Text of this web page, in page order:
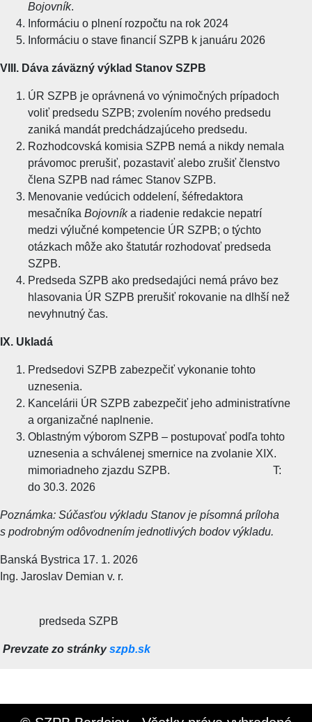
Bojovník.
Informáciu o plnení rozpočtu na rok 2024
Informáciu o stave financií SZPB k januáru 2026
VIII. Dáva záväzný výklad Stanov SZPB
ÚR SZPB je oprávnená vo výnimočných prípadoch
voliť predsedu SZPB; zvolením nového predsedu
zaniká mandát predchádzajúceho predsedu.
Rozhodcovská komisia SZPB nemá a nikdy nemala
právomoc prerušiť, pozastaviť alebo zrušiť členstvo
člena SZPB nad rámec Stanov SZPB.
Menovanie vedúcich oddelení, šéfredaktora
mesačníka Bojovníka riadenie redakcie nepatrí
medzi výlučné kompetencie ÚR SZPB; o týchto
otázkach môže ako štatutár rozhodovať predseda
SZPB.
Predseda SZPB ako predsedajúci nemá právo bez
hlasovania ÚR SZPB prerušiť rokovanie na dlhší než
nevyhnutný čas.
IX. Ukladá
Predsedovi SZPB zabezpečiť vykonanie tohto
uznesenia.
Kancelárii ÚR SZPB zabezpečiť jeho administratívne
a organizačné naplnenie.
Oblastným výborom SZPB – postupovať podľa tohto
uznesenia a schválenej smernice na zvolanie XIX.
mimoriadneho zjazdu SZPB. T:
do 30.3. 2026
Poznámka: Súčasťou výkladu Stanov je písomná príloha
s podrobným odôvodnením jednotlivých bodov výkladu.
Banská Bystrica 17. 1. 2026
Ing. Jaroslav Demian v. r.
predseda SZPB
Prevzate zo stránkyszpb.sk